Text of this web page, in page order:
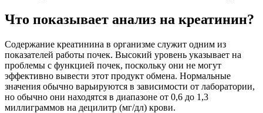
Что показывает анализ на креатинин?
Содержание креатинина в организме служит одним из
показателей работы почек. Высокий уровень указывает на
проблемы с функцией почек, поскольку они не могут
эффективно вывести этот продукт обмена. Нормальные
значения обычно варьируются в зависимости от лаборатории,
но обычно они находятся в диапазоне от 0,6 до 1,3
миллиграммов на децилитр (мг/дл) крови.